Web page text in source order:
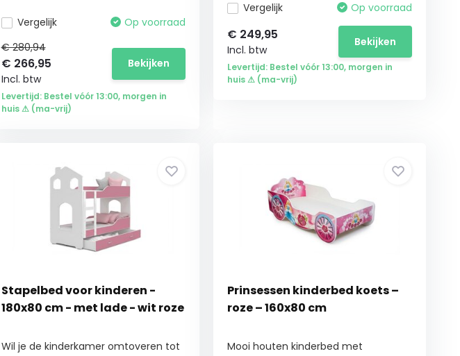
Vergelijk
Op voorraad
€ 280,94
€ 266,95
Incl. btw
Bekijken
Levertijd: Bestel vóór 13:00, morgen in
huis ⚠ (ma-vrij)
Vergelijk Op voorraad
€ 249,95
Incl. btw
Bekijken
Levertijd: Bestel vóór 13:00, morgen in
huis ⚠ (ma-vrij)
Stapelbed voor kinderen -
180x80 cm - met lade - wit roze
Wil je de kinderkamer omtoveren tot
Prinsessen kinderbed koets –
roze – 160x80 cm
Mooi houten kinderbed met